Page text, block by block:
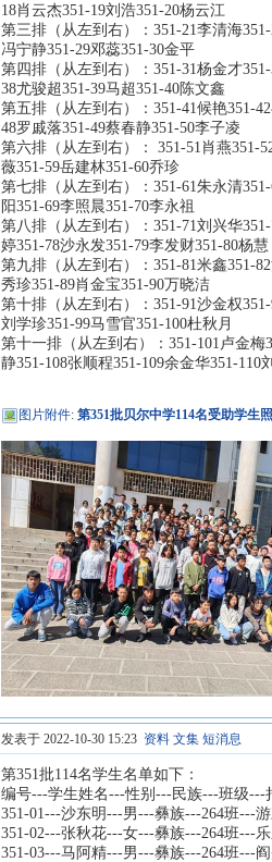
18肖云杰351-19刘浩351-20杨云江
第三排（从左到右）：351-21李清海
冯宁静351-29邓蕊351-30金平
第四排（从左到右）：351-31杨金才
38尤骏超351-39马超351-40陈文鑫
第五排（从左到右）：351-41候艳351-
48罗戚落351-49蔡春静351-50李子凌
第六排（从左到右）： 351-51肖燕351-
薇351-59岳建林351-60乔珍
第七排（从左到右）：351-61朱永清
阳351-69李照晨351-70李永祖
第八排（从左到右）：351-71刘兴华
婷351-78沙永发351-79李发财351-80杨慧
第九排（从左到右）：351-81米鑫351-
秀珍351-89肖金宝351-90万晓洁
第十排（从左到右）：351-91沙金权
刘学珍351-99马雪官351-100杜秋月
第十一排（从左到右）：351-101卢金梅
静351-108张顺程351-109余金华351-110
图片附件:第351批贝尔中学114名受助学生
发表于 2022-10-30 15:23 资料 文集 短消息
第351批114名学生名单如下：
编号---学生姓名---性别---民族---班级---
351-01---沙东明---男---彝族---264班---
351-02---张秋花---女---彝族---264班---
351-03---马阿精---男---彝族---264班---